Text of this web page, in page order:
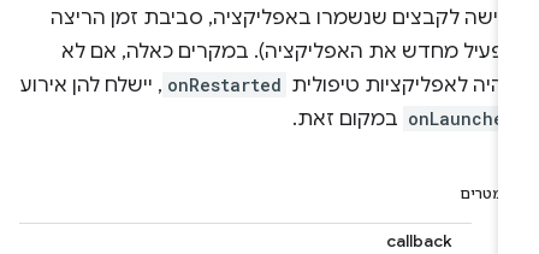
לקבצים שנשמרו באפליקציה, סביבת זמן הריצה
מחדש את האפליקציה). במקרים כאלה, אם לא
לאפליקציות טיפולית onRestarted , יישלח להן אירוע
במקום זאת.
callback